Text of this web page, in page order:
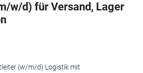
w/d) für Versand, Lager